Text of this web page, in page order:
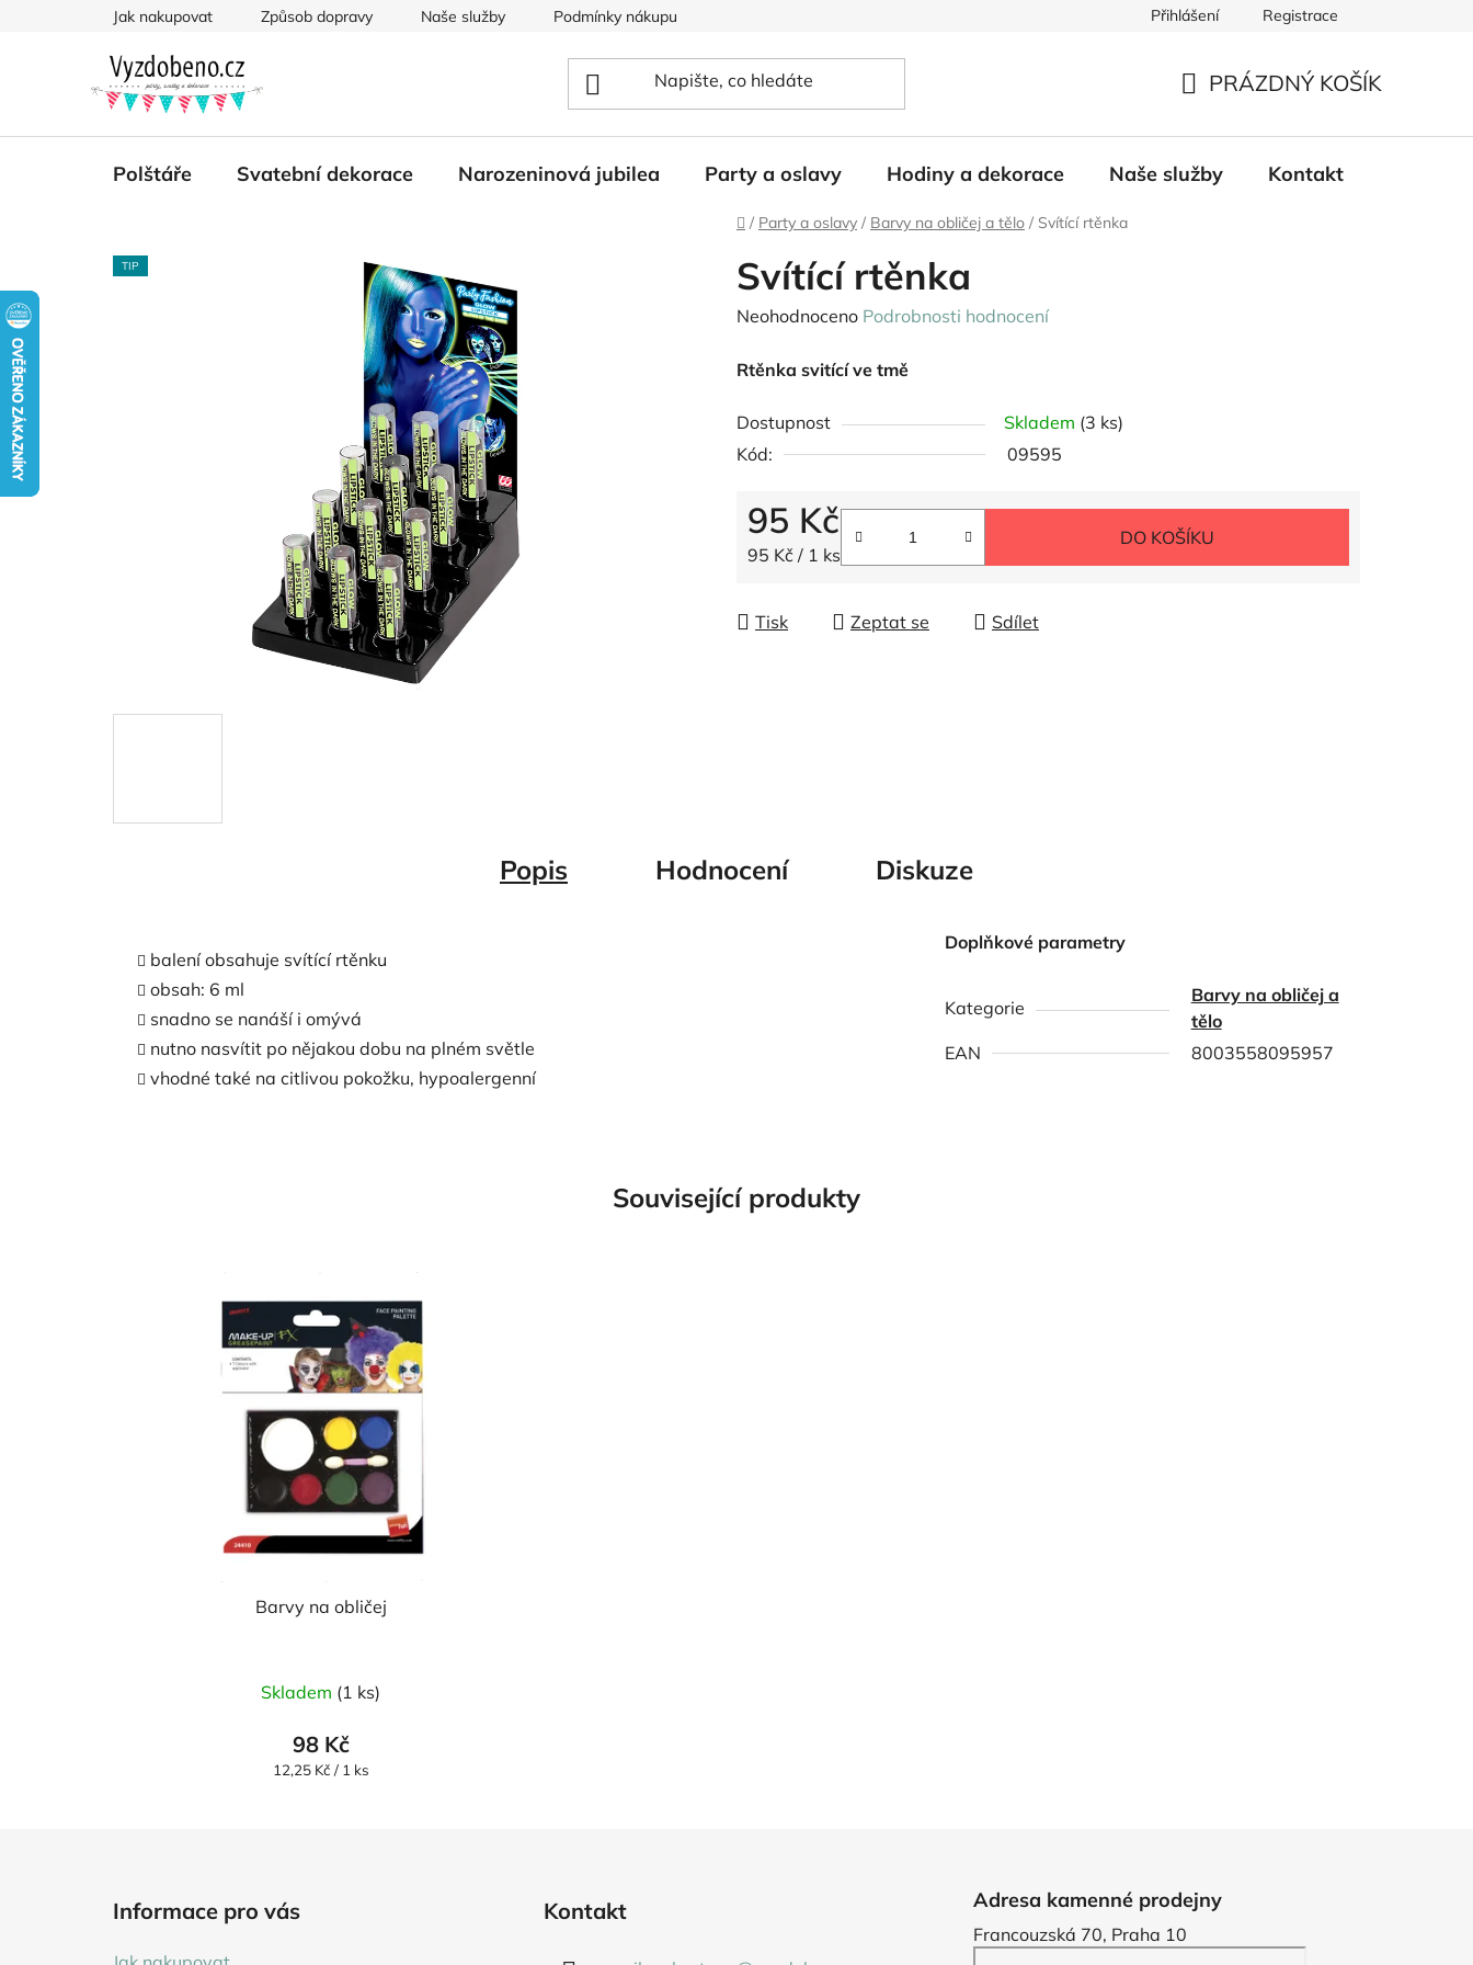
Jak nakupovat Způsob dopravy Naše služby Podmínky nákupu Přihlášení Registrace
KOŠÍK
PRÁZDNÝ KOŠÍK
Polštáře Svatební dekorace Narozeninová jubilea Party a oslavy Hodiny a dekorace Naše služby Kontakt
Domů
/ Party a oslavy / Barvy na obličej a tělo / Svítící rtěnka
Svítící rtěnka
Průměrné
produktu
0,0
z
hvězdiček.
Neohodnoceno Podrobnosti hodnocení
Rtěnka svitící ve tmě
Dostupnost Skladem (3 ks)
Kód:
09595
95 Kč
Měrná cena:
95 Kč / 1 ks
DO KOŠÍKU
Tisk Zeptat se Sdílet
TIP
Popis Hodnocení Diskuze
balení obsahuje svítící rtěnku
obsah: 6 ml
snadno se nanáší i omývá
nutno nasvítit po nějakou dobu na plném světle
vhodné také na citlivou pokožku, hypoalergenní
Doplňkové parametry
Kategorie
Barvy na obličej a
tělo
EAN
8003558095957
Související produkty
Barvy na obličej
Skladem (1 ks)
98 Kč
Měrná
12,25 Kč / 1 ks
Informace pro vás Kontakt Adresa kamenné prodejny
Francouzská 70, Praha 10